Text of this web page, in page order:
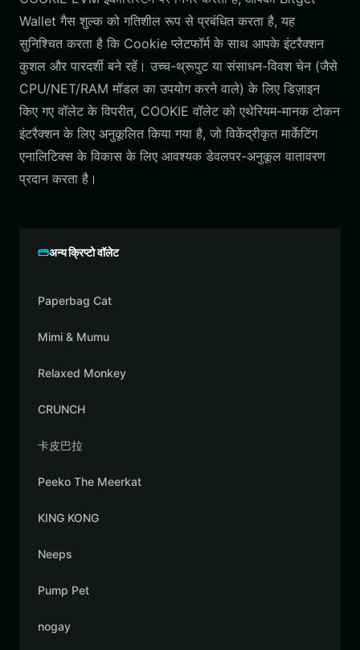
Wallet गैस शुल्क को गतिशील रूप से प्रबंधित करता है, यह
सुनिश्चित करता है कि Cookie प्लेटफॉर्म के साथ आपके इंटरैक्शन
कुशल और पारदर्शी बने रहें। उच्च-थ्रूपुट या संसाधन-विवश चेन (जैसे
CPU/NET/RAM मॉडल का उपयोग करने वाले) के लिए डिज़ाइन
किए गए वॉलेट के विपरीत, COOKIE वॉलेट को एथेरियम-मानक टोकन
इंटरैक्शन के लिए अनुकूलित किया गया है, जो विकेंद्रीकृत मार्केटिंग
एनालिटिक्स के विकास के लिए आवश्यक डेवलपर-अनुकूल वातावरण
प्रदान करता है।
अन्य क्रिप्टो वॉलेट
Paperbag Cat
Mimi & Mumu
Relaxed Monkey
CRUNCH
卡皮巴拉
Peeko The Meerkat
KING KONG
Neeps
Pump Pet
nogay